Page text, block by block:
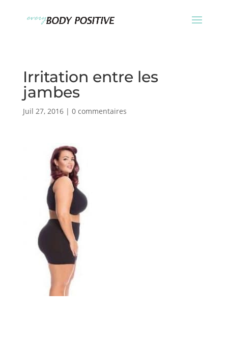
Irritation entre les
jambes
Juil 27, 2016| 0 commentaires